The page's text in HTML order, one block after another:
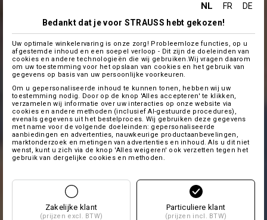
NL FR
DE
Bedankt dat je voor STRAUSS hebt gekozen!
Uw optimale winkelervaring is onze zorg! Probleemloze functies, op u
afgestemde inhoud en een soepel verloop - Dit zijn de doeleinden van
cookies en andere technologieën die wij gebruiken.Wij vragen daarom
om uw toestemming voor het opslaan van cookies en het gebruik van
gegevens op basis van uw persoonlijke voorkeuren.
Om u gepersonaliseerde inhoud te kunnen tonen, hebben wij uw
toestemming nodig. Door op de knop 'Alles accepteren' te klikken,
verzamelen wij informatie over uw interacties op onze website via
cookies en andere methoden (inclusief AI-gestuurde procedures),
evenals gegevens uit het bestelproces. Wij gebruiken deze gegevens
met name voor de volgende doeleinden: gepersonaliseerde
aanbiedingen en advertenties, nauwkeurige productaanbevelingen,
marktonderzoek en metingen van advertenties en inhoud. Als u dit niet
wenst, kunt u zich via de knop 'Alles weigeren' ook verzetten tegen het
gebruik van dergelijke cookies en methoden.
Zakelijke klant
(prijzen excl. BTW)
Particuliere klant
(prijzen incl. BTW)